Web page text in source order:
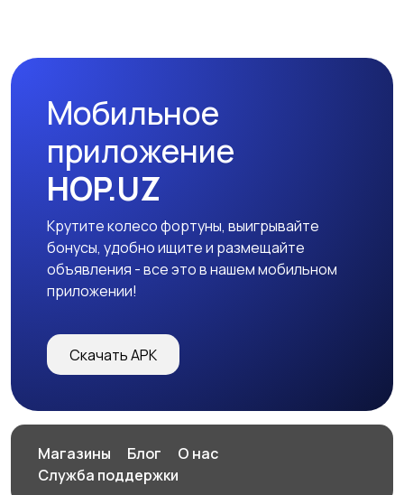
Мобильное
приложение
HOP.UZ
Крутите колесо фортуны, выигрывайте
бонусы, удобно ищите и размещайте
объявления - все это в нашем мобильном
приложении!
Скачать APK
Магазины Блог
О нас
Служба поддержки